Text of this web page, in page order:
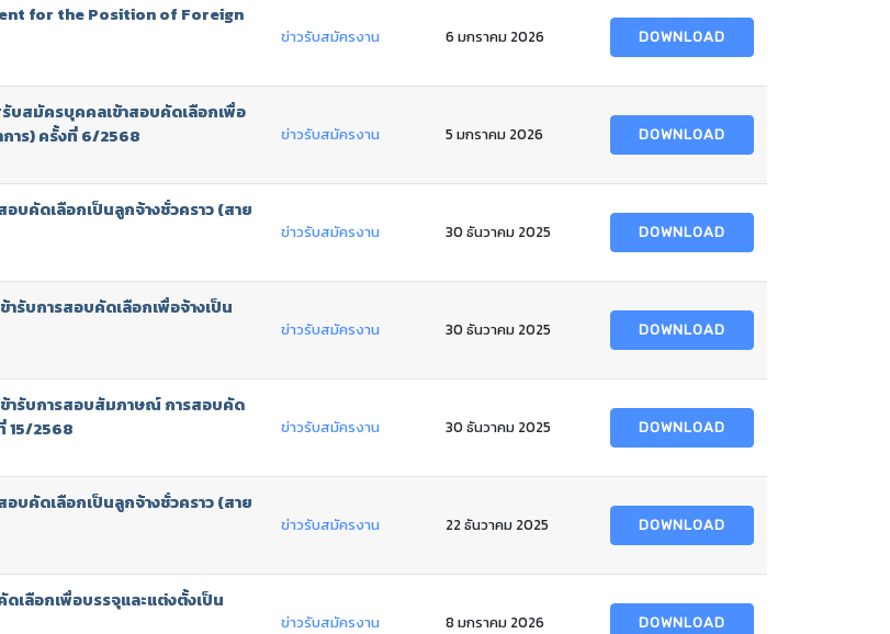
for the Position of Foreign
ข่าวรับสมัครงาน 6 มกราคม 2026 DOWNLOAD
บสมัครบุคคลเข้าสอบคัดเลือกเพื่อ
าร) ครั้งที่ 6/2568
ข่าวรับสมัครงาน 5 มกราคม 2026 DOWNLOAD
บคัดเลือกเป็นลูกจ้างชั่วคราว (สาย
ข่าวรับสมัครงาน 30 ธันวาคม 2025 DOWNLOAD
รับการสอบคัดเลือกเพื่อจ้างเป็น
ข่าวรับสมัครงาน 30 ธันวาคม 2025 DOWNLOAD
ารับการสอบสัมภาษณ์ การสอบคัด
15/2568
ข่าวรับสมัครงาน 30 ธันวาคม 2025 DOWNLOAD
บคัดเลือกเป็นลูกจ้างชั่วคราว (สาย
ข่าวรับสมัครงาน 22 ธันวาคม 2025 DOWNLOAD
เลือกเพื่อบรรจุและแต่งตั้งเป็น
ข่าวรับสมัครงาน 8 มกราคม 2026 DOWNLOAD